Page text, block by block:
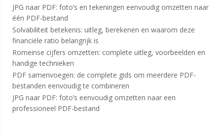
JPG naar PDF: foto’s en tekeningen eenvoudig omzetten naar
één PDF-bestand
Solvabiliteit betekenis: uitleg, berekenen en waarom deze
financiële ratio belangrijk is
Romeinse cijfers omzetten: complete uitleg, voorbeelden en
handige technieken
PDF samenvoegen: de complete gids om meerdere PDF-
bestanden eenvoudig te combineren
JPG naar PDF: foto’s eenvoudig omzetten naar een
professioneel PDF-bestand